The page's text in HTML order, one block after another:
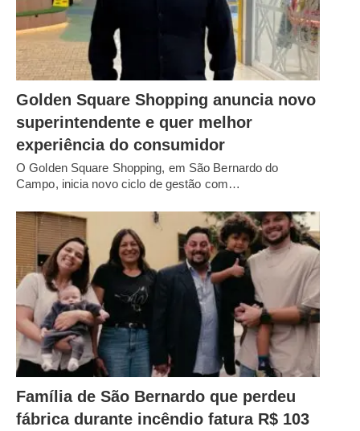
Golden Square Shopping anuncia novo
superintendente e quer melhor
experiência do consumidor
O Golden Square Shopping, em São Bernardo do
Campo, inicia novo ciclo de gestão com…
Família de São Bernardo que perdeu
fábrica durante incêndio fatura R$ 103